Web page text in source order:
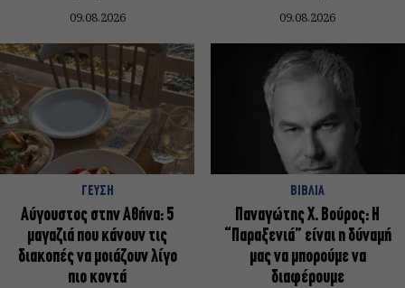
09.08.2026 09.08.2026
ΓΕΥΣΗ
Αύγουστος στην Αθήνα: 5
μαγαζιά που κάνουν τις
διακοπές να μοιάζουν λίγο
πιο κοντά
ΒΙΒΛΙΑ
Παναγώτης Χ. Βούρος: Η
“Παραξενιά” είναι η δύναμή
μας να μπορούμε να
διαφέρουμε